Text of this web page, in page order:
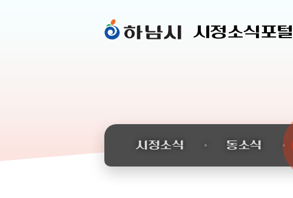
시정소식포털
시정소식 동소식